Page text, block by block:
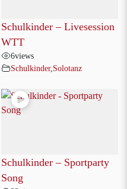
Schulkinder – Livesession
WTT
6views
Schulkinder, Solotanz
Schulkinder – Sportparty
Song